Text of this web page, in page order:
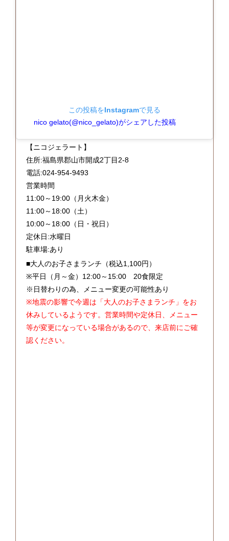
この投稿をInstagramで見る
nico gelato(@nico_gelato)がシェアした投稿
【ニコジェラート】
住所:福島県郡山市開成2丁目2-8
電話:024-954-9493
営業時間
11:00～19:00（月火木金）
11:00～18:00（土）
10:00～18:00（日・祝日）
定休日:水曜日
駐車場:あり
■大人のお子さまランチ（税込1,100円）
※平日（月～金）12:00～15:00 20食限定
※日替わりの為、メニュー変更の可能性あり
※地震の影響で今週は「大人のお子さまランチ」をお
休みしているようです。営業時間や定休日、メニュー
等が変更になっている場合があるので、来店前にご確
認ください。